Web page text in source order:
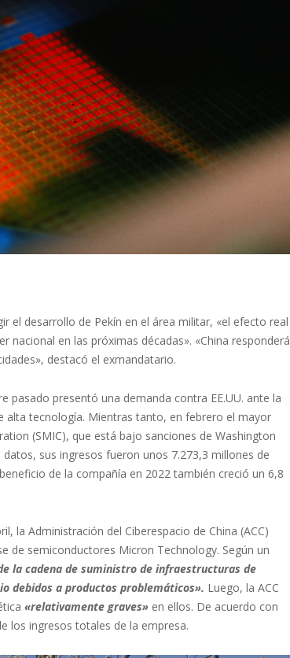
el desarrollo de Pekín en el área militar, «el efecto real
nacional en las próximas décadas». «China responderá
destacó el exmandatario.
pasado presentó una demanda contra EE.UU. ante la
alta tecnología. Mientras tanto, en febrero el mayor
(SMIC), que está bajo sanciones de Washington
sus ingresos fueron unos 7.273,3 millones de
de la compañía en 2022 también creció un 6,8
la Administración del Ciberespacio de China (ACC)
de semiconductores Micron Technology. Según un
la cadena de suministro de infraestructuras de
debidos a productos problemáticos». Luego, la ACC
«relativamente graves» en ellos. De acuerdo con
los ingresos totales de la empresa.